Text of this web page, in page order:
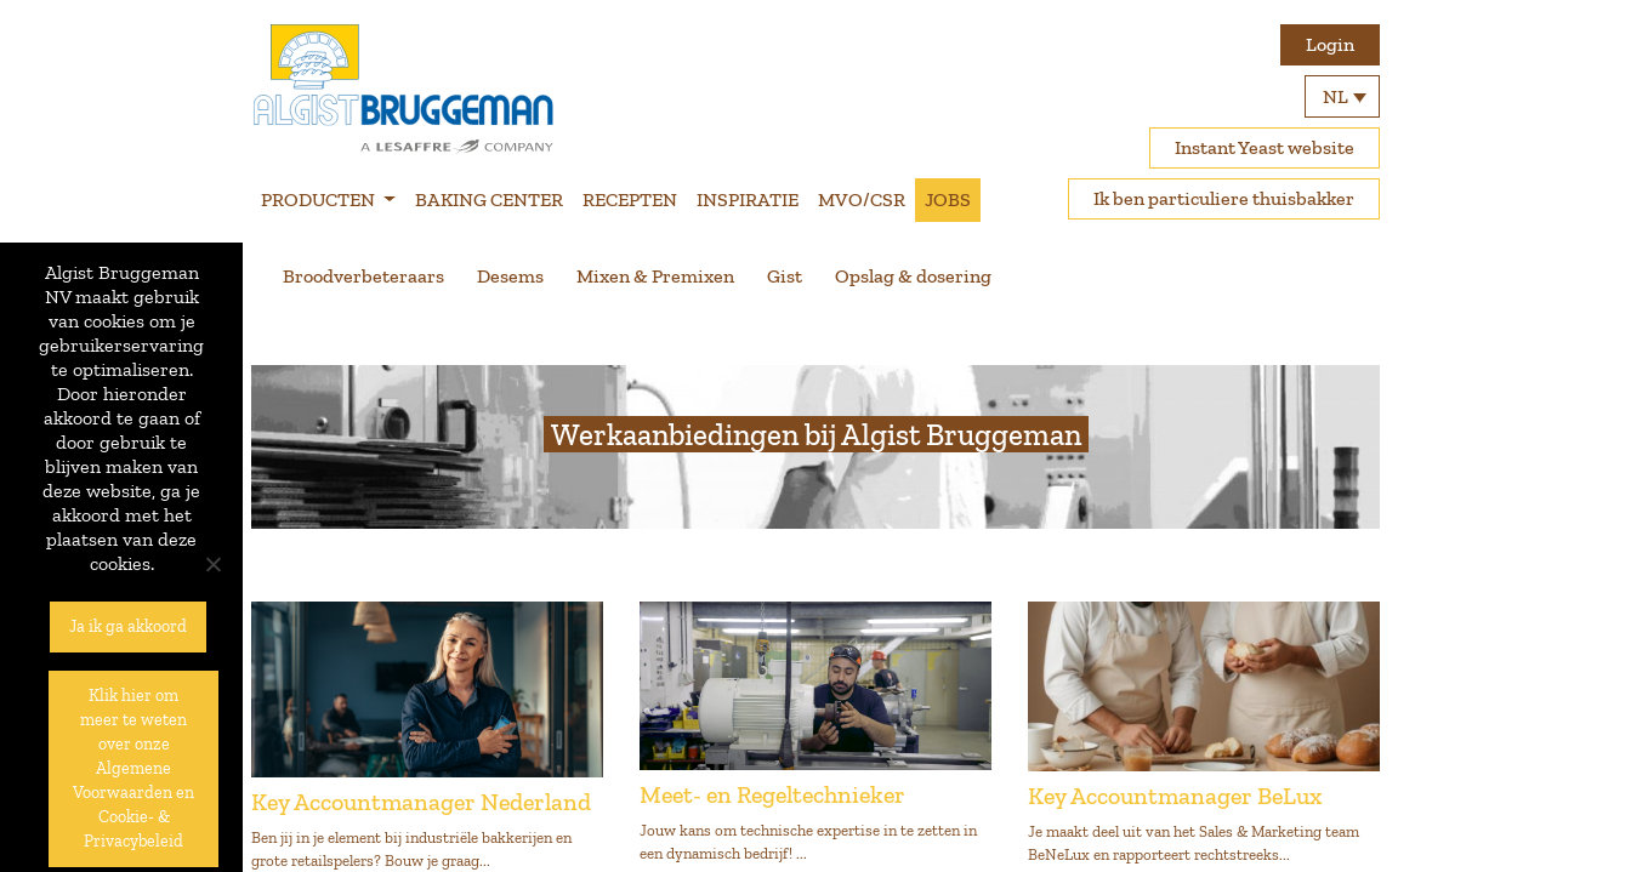
Login
NL
Instant Yeast website
PRODUCTEN BAKING CENTER RECEPTEN INSPIRATIE MVO/CSR JOBS Ik ben particuliere thuisbakker
Broodverbeteraars Desems Mixen & Premixen Gist Opslag & dosering
Werkaanbiedingen bij Algist Bruggeman
Key Accountmanager Nederland
Ben jij in je element bij industriële bakkerijen en
grote retailspelers? Bouw je graag...
Meet- en Regeltechnieker
Jouw kans om technische expertise in te zetten in
een dynamisch bedrijf! ...
Key Accountmanager BeLux
Je maakt deel uit van het Sales & Marketing team
BeNeLux en rapporteert rechtstreeks...
Algist Bruggeman
NV maakt gebruik
van cookies om je
gebruikerservaring
te optimaliseren.
Door hieronder
akkoord te gaan of
door gebruik te
blijven maken van
deze website, ga je
akkoord met het
plaatsen van deze
cookies.
Ja ik ga akkoord
Klik hier om
meer te weten
over onze
Algemene
Voorwaarden en
Cookie- &
Privacybeleid